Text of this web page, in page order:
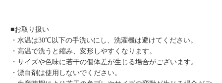
■お取り扱い
・水温は30℃以下の手洗いにし、洗濯機は避けてください。
・高温で洗うと縮み、変形しやすくなります。
・サイズや色味に若干の個体差が生じる場合がございます。
・漂白剤は使用しないでください。